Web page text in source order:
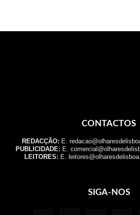
CONTACTOS
REDACÇÃO: E.
PUBLICIDADE: E.
LEITORES: E.
SIGA-NOS